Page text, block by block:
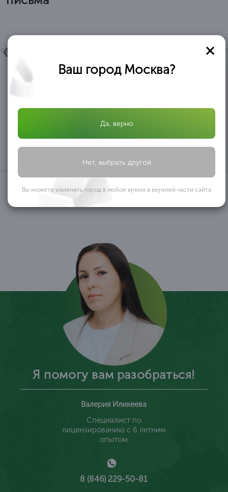
ПАРТНЕРЫ» в лице директора Африкантовой Александры
Ивановны, действующей на основании Устава, выражает
благодарность ООО ОБРАЗОВАТЕЛЬНЫЙ ЦЕНТР
1/ 10
Я помогу вам разобраться!
Валерия Иликеева
Специалист по
лицензированию с 6 летним
опытом
8 (846) 229-50-81
Ваш город Москва?
Да, верно
Нет, выбрать другой
Вы можете изменить город в любое время в верхней части сайта